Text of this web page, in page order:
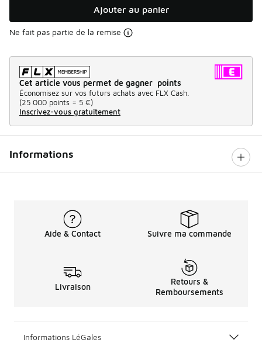
Ajouter au panier
Ne fait pas partie de la remise
Cet article vous permet de gagner points
Économisez sur vos futurs achats avec FLX Cash.
(25 000 points = 5 €)
Inscrivez-vous gratuitement
Informations
Aide & Contact Suivre ma commande
Livraison
Retours &
Remboursements
Informations LéGales